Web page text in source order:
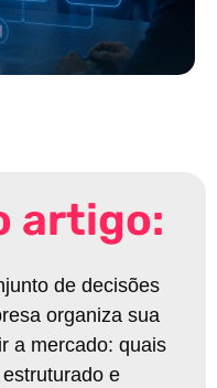
artigo:
de decisões
organiza sua
a mercado: quais
e